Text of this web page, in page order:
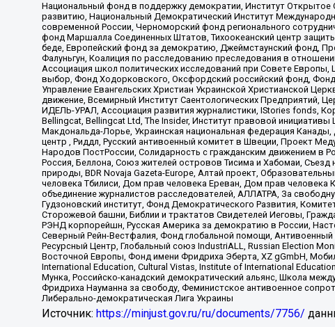
Национальный фонд в поддержку демократии, Институт
развитию, Национальный Демократический Институт
современной России, Черноморский фонд регионального
фонд Маршалла Соединенных Штатов, Тихоокеанский центр
беде, Европейский фонд за демократию, Джеймстаунский фонд,
Фалуньгун, Коалиция по расследованию преследования в
Ассоциация школ политических исследований при Совете
выбор, Фонд Ходорковского, Оксфордский российский фонд,
Управление Евангельских Христиан Украинской Христианской
движение, Всемирный Институт Саентологических Предприятий,
ИДЕЛЬ-УРАЛ, Ассоциация развития журналистики, IStories fonds,
Bellingcat, Bellingcat Ltd, The Insider, Институт правовой
Макдональда-Лорье, Украинская национальная федерация
центр , Риддл, Русский антивоенный комитет в Швеции, Проект
Народов ПостРоссии, Солидарность с гражданским движением в
Россия, Беллона, Союз жителей островов Тисима и Хабомаи,
природы, BDR Novaja Gazeta-Europe, Алтай проект,
человека Тбилиси, Дом прав человека Ереван, Дом прав
объединение журналистов расследователей, АЛЛАТРА, За
Гудзоновский институт, Фонд Демократического Развития,
Сторожевой башни, Библии и трактатов Свидетелей Иеговы,
РЭНД корпорейшн, Русская Америка за демократию в России,
Северный Рейн-Вестфалия, Фонд глобальной помощи,
Ресурсный Центр, Глобальный союз IndustriALL, Russian Election
Восточной Европы, Фонд имени Фридриха Эберта, XZ gGmbH,
International Education, Cultural Vistas, Institute of International
Мунка, Российско-канадский демократический альянс, Школа
Фридриха Науманна за свободу, Феминистское антивоенное
Либерально-демократическая Лига Украины
Источник: https://minjust.gov.ru/ru/documents/7756/